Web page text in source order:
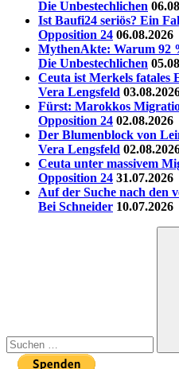
Die Unbestechlichen
Ist Baufi24 seriös? Ein
Opposition 24 06.08.2026
MythenAkte: Warum 92
Die Unbestechlichen
Ceuta ist Merkels fatales
Vera Lengsfeld
Fürst: Marokkos
Opposition 24 02.08.2026
Der Blumenblock von
Vera Lengsfeld
Ceuta unter massivem
Opposition 24 31.07.2026
Auf der Suche nach den
Bei Schneider 10.07.2026